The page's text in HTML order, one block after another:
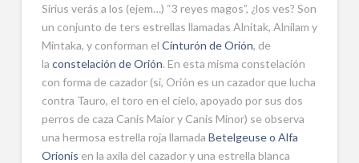
Sirius verás a los (ejem…) “3 reyes magos”, ¿los ves? Son
un conjunto de ters estrellas llamadas Alnitak, Alnilam y
Mintaka, y conforman el Cinturón de Orión, de
la constelación de Orión. En esta misma constelación
con forma de cazador (si, Orión es un cazador que lucha
contra Tauro, el toro en el cielo, apoyado por sus dos
perros de caza Canis Maior y Canis Minor) se observa
una hermosa estrella roja llamada Betelgeuse o Alfa
Orionis en la axila del cazador y una estrella blanca